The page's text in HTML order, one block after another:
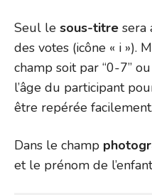
Seul le sous-titre sera
des votes (icône « i »).
champ soit par “0-7”
l’âge du participant
être repérée facilement.
Dans le champ
et le prénom de